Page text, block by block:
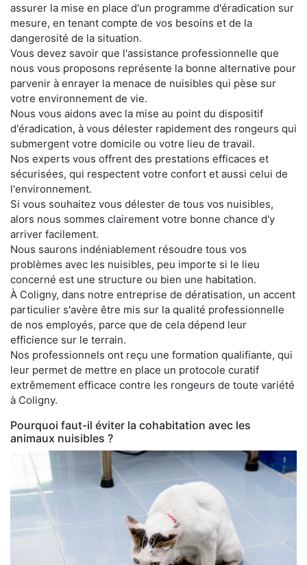
assurer la mise en place d'un programme d'éradication sur
mesure, en tenant compte de vos besoins et de la
dangerosité de la situation.
Vous devez savoir que l'assistance professionnelle que
nous vous proposons représente la bonne alternative pour
parvenir à enrayer la menace de nuisibles qui pèse sur
votre environnement de vie.
Nous vous aidons avec la mise au point du dispositif
d'éradication, à vous délester rapidement des rongeurs qui
submergent votre domicile ou votre lieu de travail.
Nos experts vous offrent des prestations efficaces et
sécurisées, qui respectent votre confort et aussi celui de
l'environnement.
Si vous souhaitez vous délester de tous vos nuisibles,
alors nous sommes clairement votre bonne chance d'y
arriver facilement.
Nous saurons indéniablement résoudre tous vos
problèmes avec les nuisibles, peu importe si le lieu
concerné est une structure ou bien une habitation.
À Coligny, dans notre entreprise de dératisation, un accent
particulier s'avère être mis sur la qualité professionnelle
de nos employés, parce que de cela dépend leur
efficience sur le terrain.
Nos professionnels ont reçu une formation qualifiante, qui
leur permet de mettre en place un protocole curatif
extrêmement efficace contre les rongeurs de toute variété
à Coligny.
Pourquoi faut-il éviter la cohabitation avec les
animaux nuisibles ?